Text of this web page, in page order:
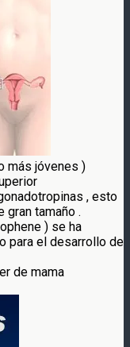
más jóvenes )
, esto
tamaño .
) se ha
para el desarrollo de
de mama